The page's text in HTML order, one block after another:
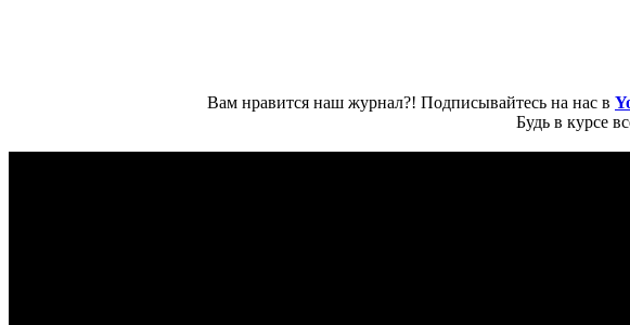
Вам нравится наш журнал?! Подписывайтесь на нас в
Будь в курсе